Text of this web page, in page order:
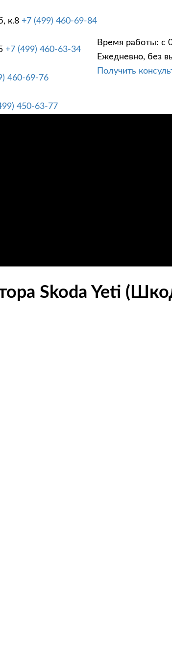
к.8 +7 (499) 460-69-84
+7 (499) 460-63-34
460-69-76
450-63-77
Время работы: с
Ежедневно, без
Получить
Skoda Yeti